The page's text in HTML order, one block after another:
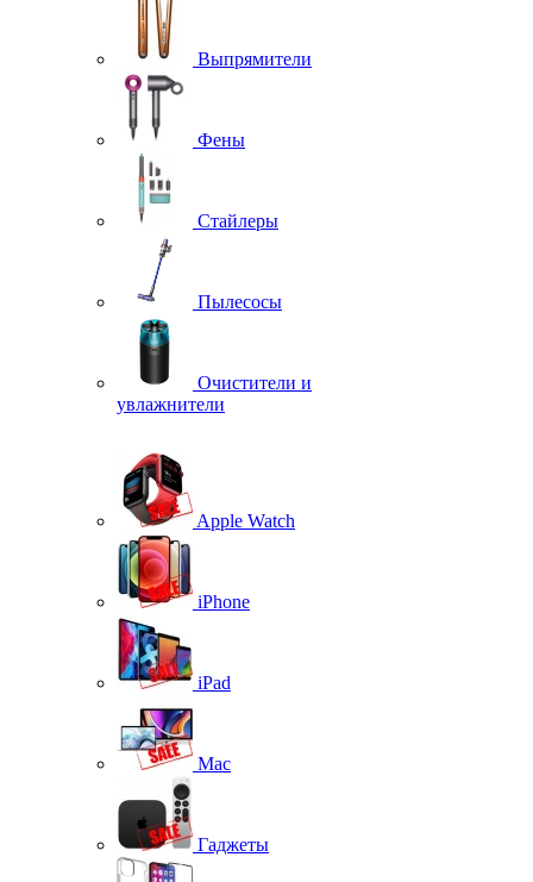
Выпрямители
Фены
Стайлеры
Пылесосы
Очистители и
увлажнители
Apple Watch
iPhone
iPad
Mac
Гаджеты